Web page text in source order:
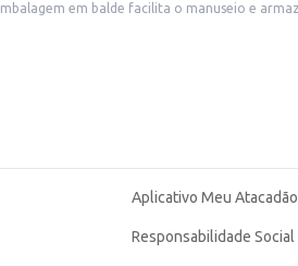
Aplicativo Meu Atacadão
Responsabilidade Social